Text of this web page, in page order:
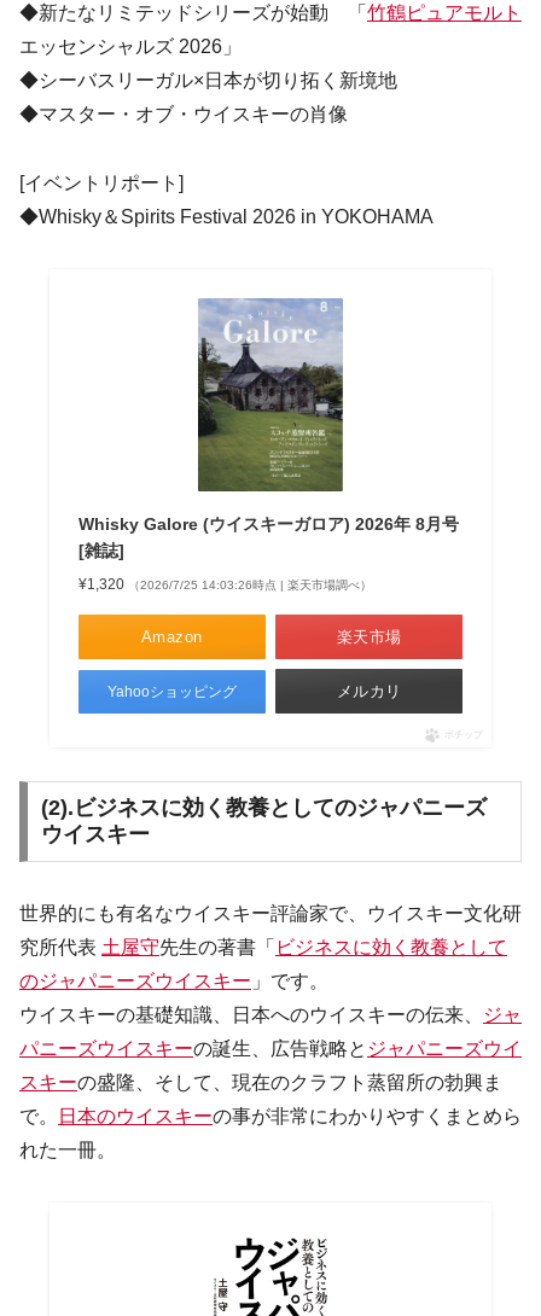
◆新たなリミテッドシリーズが始動 「 竹鶴ピュアモルト
エッセンシャルズ 2026」
◆シーバスリーガル×日本が切り拓く新境地
◆マスター・オブ・ウイスキーの肖像
[イベントリポート]
◆Whisky＆Spirits Festival 2026 in YOKOHAMA
Whisky Galore (ウイスキーガロア) 2026年 8月号
[雑誌]
¥1,320 （2026/7/25 14:03:26時点 | 楽天市場調べ）
Amazon 楽天市場
Yahooショッピング メルカリ
ポチップ
(2).ビジネスに効く教養としてのジャパニーズ
ウイスキー
世界的にも有名なウイスキー評論家で、ウイスキー文化研
究所代表 土屋守先生の著書「 ビジネスに効く教養として
のジャパニーズウイスキー 」です。
ウイスキーの基礎知識、日本へのウイスキーの伝来、
ジャ
パニーズウイスキーの誕生、広告戦略と ジャパニーズウイ
スキーの盛隆、そして、現在のクラフト蒸留所の勃興ま
で。
日本のウイスキーの事が非常にわかりやすくまとめら
れた一冊。